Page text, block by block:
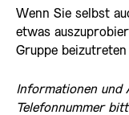
Wenn Sie selbst
etwas
Gruppe
Informationen und
Telefonnummer